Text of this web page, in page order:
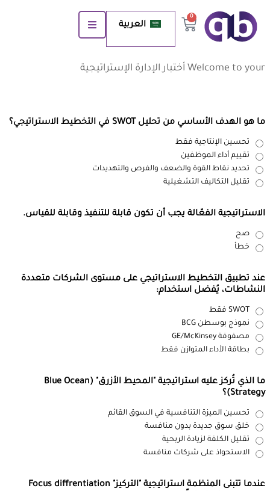
0
العربية
Welcome to your أختبار الإدارة الإستراتيجية
ما هو الهدف الأساسي من تحليل SWOT في التخطيط الاستراتيجي؟
تحسين الإنتاجية فقط
تقييم أداء الموظفين
تحديد نقاط القوة والضعف والفرص والتهديدات
تقليل التكاليف التشغيلية
الاستراتيجية الفعّالة يجب أن تكون قابلة للتنفيذ وقابلة للقياس.
صح
خطأ
عند تطبيق التخطيط الاستراتيجي على مستوى الشركات متعددة
النشاطات، يُفضل استخدام:
SWOT فقط
نموذج بوسطن BCG
مصفوفة GE/McKinsey
بطاقة الأداء المتوازن فقط
ما الذي تُركز عليه استراتيجية "المحيط الأزرق" (Blue Ocean
Strategy)؟
تحسين الميزة التنافسية في السوق القائم
خلق سوق جديدة بدون منافسة
تقليل الكلفة لزيادة الربحية
الاستحواذ على شركات منافسة
عندما تتبنى المنظمة استراتيجية "التركيز" Focus diffrentiation